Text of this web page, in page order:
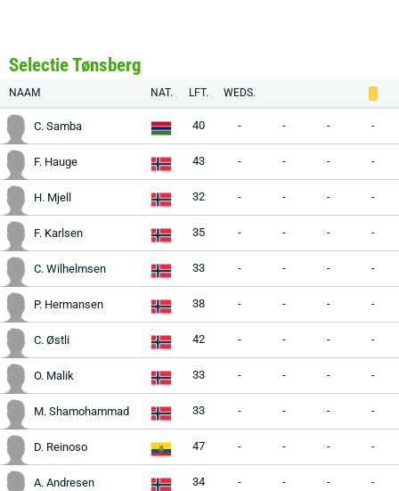
Selectie Tønsberg
NAAM NAT. LFT. WEDS.
C. Samba 40 - - - -
F. Hauge 43 - - - -
H. Mjell 32 - - - -
F. Karlsen 35 - - - -
C. Wilhelmsen 33 - - - -
P. Hermansen 38 - - - -
C. Østli 42 - - - -
O. Malik 33 - - - -
M. Shamohammad 33 - - - -
D. Reinoso 47 - - - -
A. Andresen 34 - - - -